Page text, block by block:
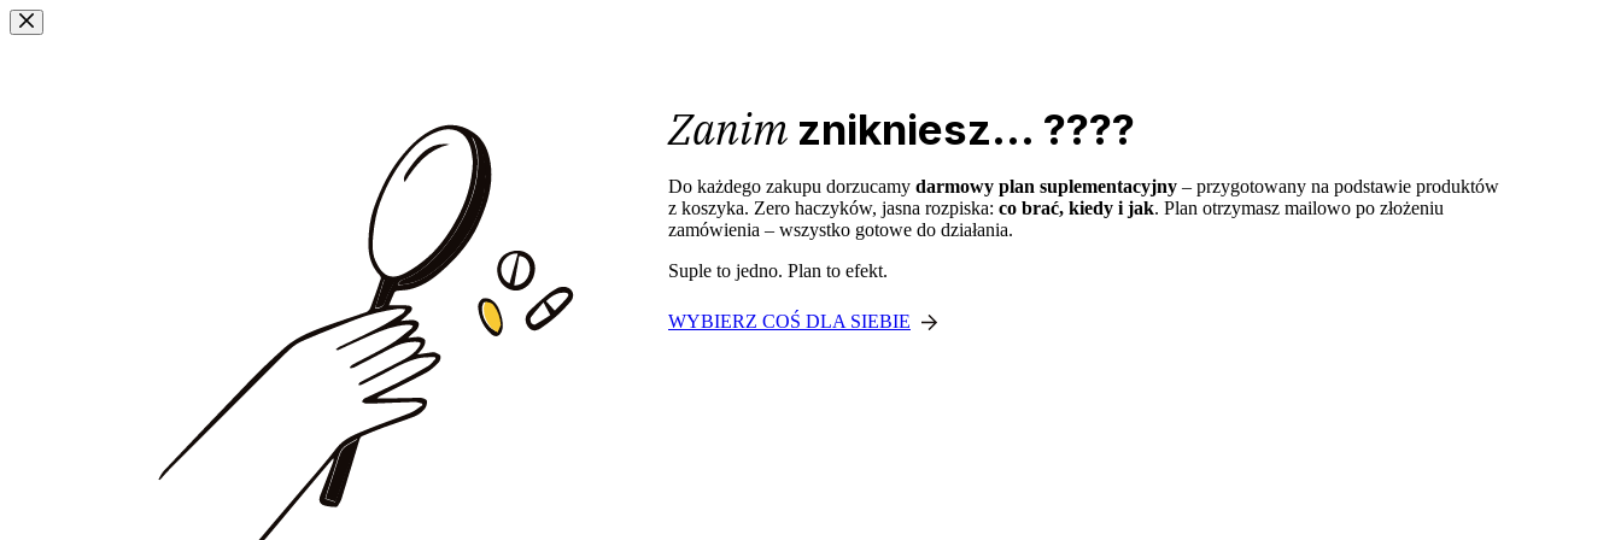
Przejdź
do
Zanim znikniesz... ????
Do każdego zakupu dorzucamy darmowy plan suplementacyjny – przygotowany na podstawie produktów
z koszyka. Zero haczyków, jasna rozpiska: co brać, kiedy i jak. Plan otrzymasz mailowo po złożeniu
zamówienia – wszystko gotowe do działania.
Suple to jedno. Plan to efekt.
WYBIERZ COŚ DLA SIEBIE